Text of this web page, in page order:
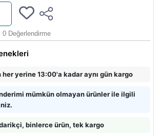
0 Değerlendirme
yerine 13:00'a kadar aynı gün kargo
mümkün olmayan ürünler ile ilgili
binlerce ürün, tek kargo